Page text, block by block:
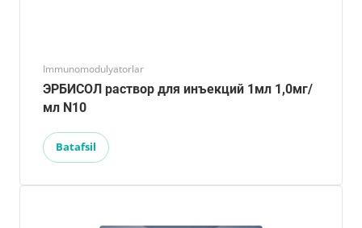
Immunomodulyatorlar
ЭРБИСОЛ раствор для инъекций 1мл 1,0мг/
мл N10
Batafsil